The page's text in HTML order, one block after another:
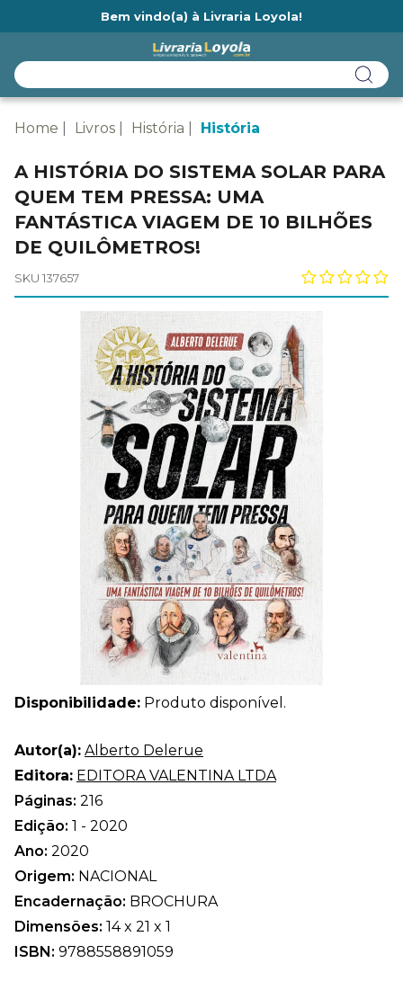
Bem vindo(a) à Livraria Loyola!
Home Livros História História
A HISTÓRIA DO SISTEMA SOLAR PARA
QUEM TEM PRESSA: UMA
FANTÁSTICA VIAGEM DE 10 BILHÕES
DE QUILÔMETROS!
SKU 137657
Disponibilidade: Produto disponível.
Autor(a): Alberto Delerue
Editora: EDITORA VALENTINA LTDA
Páginas: 216
Edição: 1 - 2020
Ano: 2020
Origem: NACIONAL
Encadernação: BROCHURA
Dimensões: 14 x 21 x 1
ISBN: 9788558891059